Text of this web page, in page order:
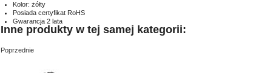
Kolor: żółty
Posiada certyfikat RoHS
Gwarancja 2 lata
Inne produkty w tej samej kategorii:
Poprzednie